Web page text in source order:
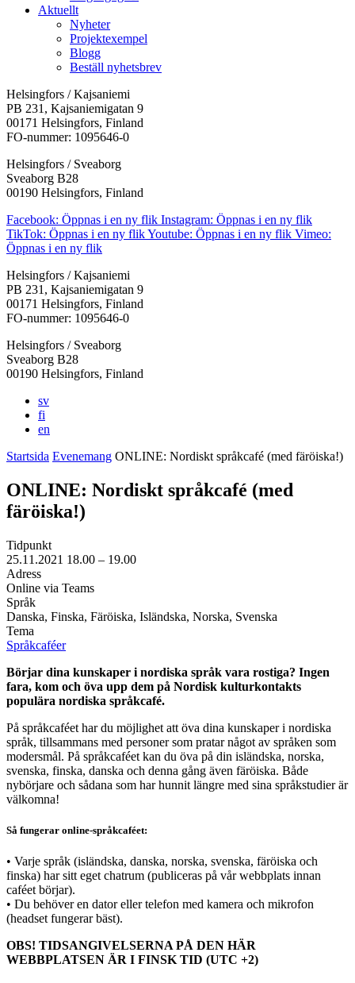
Aktuellt
Nyheter
Projektexempel
Blogg
Beställ nyhetsbrev
Helsingfors / Kajsaniemi
PB 231, Kajsaniemigatan 9
00171 Helsingfors, Finland
FO-nummer: 1095646-0
Helsingfors / Sveaborg
Sveaborg B28
00190 Helsingfors, Finland
Facebook: Öppnas i en ny flik Instagram: Öppnas i en ny flik
TikTok: Öppnas i en ny flikYoutube: Öppnas i en ny flik Vimeo:
Öppnas i en ny flik
Helsingfors / Kajsaniemi
PB 231, Kajsaniemigatan 9
00171 Helsingfors, Finland
FO-nummer: 1095646-0
Helsingfors / Sveaborg
Sveaborg B28
00190 Helsingfors, Finland
sv
fi
en
Startsida Evenemang ONLINE: Nordiskt språkcafé (med färöiska!)
ONLINE: Nordiskt språkcafé (med
färöiska!)
Tidpunkt
25.11.2021 18.00 – 19.00
Adress
Online via Teams
Språk
Danska, Finska, Färöiska, Isländska, Norska, Svenska
Tema
Språkcaféer
Börjar dina kunskaper i nordiska språk vara rostiga? Ingen
fara, kom och öva upp dem på Nordisk kulturkontakts
populära nordiska språkcafé.
På språkcaféet har du möjlighet att öva dina kunskaper i nordiska
språk, tillsammans med personer som pratar något av språken som
modersmål. På språkcaféet kan du öva på din isländska, norska,
svenska, finska, danska och denna gång även färöiska. Både
nybörjare och sådana som har hunnit längre med sina språkstudier är
välkomna!
Så fungerar online-språkcaféet:
• Varje språk (isländska, danska, norska, svenska, färöiska och
finska) har sitt eget chatrum (publiceras på vår webbplats innan
caféet börjar).
• Du behöver en dator eller telefon med kamera och mikrofon
(headset fungerar bäst).
OBS! TIDSANGIVELSERNA PÅ DEN HÄR
WEBBPLATSEN ÄR I FINSK TID (UTC +2)